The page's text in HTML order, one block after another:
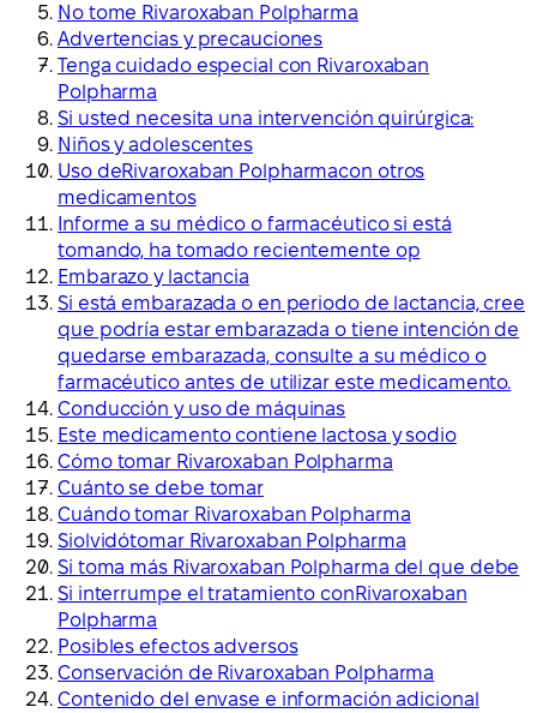
No tome Rivaroxaban Polpharma
Advertencias y precauciones
Tenga cuidado especial con Rivaroxaban
Polpharma
Si usted necesita una intervención quirúrgica:
Niños y adolescentes
Uso deRivaroxaban Polpharmacon otros
medicamentos
Informe a su médico o farmacéutico si está
tomando, ha tomado recientemente op
Embarazo y lactancia
Si está embarazada o en periodo de lactancia, cree
que podría estar embarazada o tiene intención de
quedarse embarazada, consulte a su médico o
farmacéutico antes de utilizar este medicamento.
Conducción y uso de máquinas
Este medicamento contiene lactosa y sodio
Cómo tomar Rivaroxaban Polpharma
Cuánto se debe tomar
Cuándo tomar Rivaroxaban Polpharma
Siolvidótomar Rivaroxaban Polpharma
Si toma más Rivaroxaban Polpharma del que debe
Si interrumpe el tratamiento conRivaroxaban
Polpharma
Posibles efectos adversos
Conservación de Rivaroxaban Polpharma
Contenido del envase e información adicional